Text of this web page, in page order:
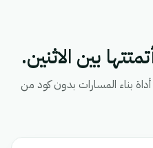
بين الاثنين.
بناء المسارات بدون كود من